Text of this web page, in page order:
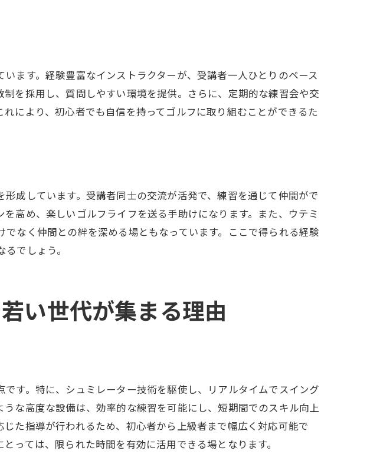
グの利点
ド練習法
方
アップを目指す方法
クシステム
ルフデビュー
プガイド
のポイント
ます。経験豊富なインストラクターが、受講者一人ひとりのペース
を採用し、質問しやすい環境を提供。さらに、定期的な練習会や交
により、初心者でも自信を持ってゴルフに取り組むことができるた
成しています。受講者同士の交流が活発で、練習を通じて仲間がで
高め、楽しいゴルフライフを送る手助けになります。また、ウテミ
なく仲間との絆を深める場ともなっています。ここで得られる経験
でしょう。
い世代が集まる理由
す。特に、シュミレーター技術を駆使し、リアルタイムでスイング
な高度な設備は、効率的な練習を可能にし、短期間でのスキル向上
た指導が行われるため、初心者から上級者まで幅広く対応可能で
っては、限られた時間を有効に活用できる場となります。